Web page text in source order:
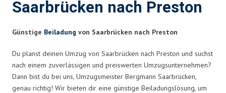
Saarbrücken nach Preston
Günstige Beiladung von Saarbrücken nach Preston
Du planst deinen Umzug von Saarbrücken nach Preston und suchst
nach einem zuverlässigen und preiswerten Umzugsunternehmen?
Dann bist du bei uns, Umzugsmeister Bergmann Saarbrücken,
genau richtig! Wir bieten dir eine günstige Beiladungslösung, um